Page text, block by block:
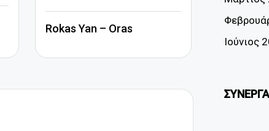
Rokas Yan – Oras
Ιούνιος